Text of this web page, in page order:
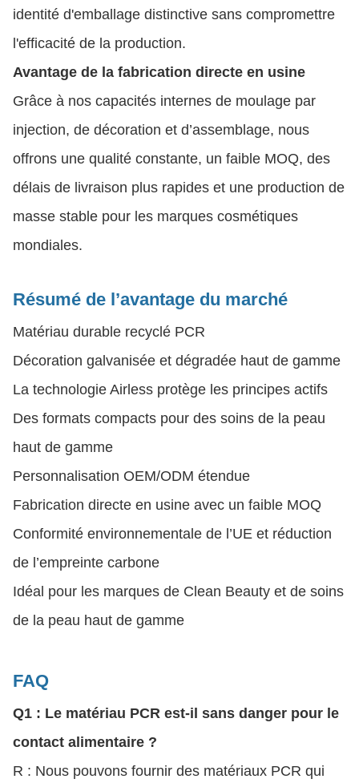
identité d'emballage distinctive sans compromettre
l'efficacité de la production.
Avantage de la fabrication directe en usine
Grâce à nos capacités internes de moulage par
injection, de décoration et d’assemblage, nous
offrons une qualité constante, un faible MOQ, des
délais de livraison plus rapides et une production de
masse stable pour les marques cosmétiques
mondiales.
Résumé de l’avantage du marché
Matériau durable recyclé PCR
Décoration galvanisée et dégradée haut de gamme
La technologie Airless protège les principes actifs
Des formats compacts pour des soins de la peau
haut de gamme
Personnalisation OEM/ODM étendue
Fabrication directe en usine avec un faible MOQ
Conformité environnementale de l’UE et réduction
de l’empreinte carbone
Idéal pour les marques de Clean Beauty et de soins
de la peau haut de gamme
FAQ
Q1 : Le matériau PCR est-il sans danger pour le
contact alimentaire ?
R : Nous pouvons fournir des matériaux PCR qui